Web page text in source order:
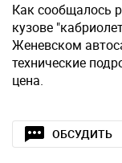
Как сообщалось
кузове
Женевском
технические
цена.
ОБСУДИТЬ